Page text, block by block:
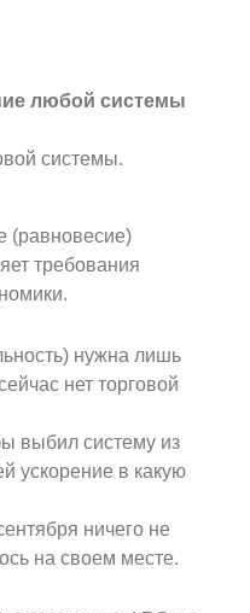
любой системы
системы.
(равновесие)
требования
нужна лишь
нет торговой
выбил систему из
ускорение в какую
ничего не
на своем месте.